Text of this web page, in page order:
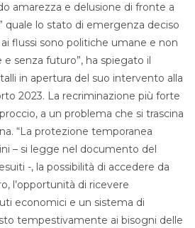
amarezza e delusione di fronte a
quale lo stato di emergenza deciso
ai flussi sono politiche umane e non
e senza futuro”, ha spiegato il
in apertura del suo intervento alla
2023. La recriminazione più forte
a un problema che si trascina
“La protezione temporanea
– si legge nel documento del
-, la possibilità di accedere da
l’opportunità di ricevere
economici e un sistema di
tempestivamente ai bisogni delle